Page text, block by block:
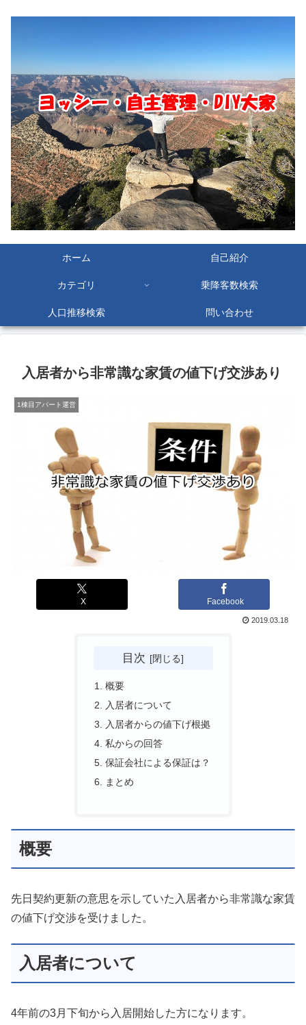
ホーム 自己紹介
カテゴリ 乗降客数検索
人口推移検索 問い合わせ
入居者から非常識な家賃の値下げ交渉あり
1棟目アパート運営
X Facebook
2019.03.18
目次
概要
入居者について
入居者からの値下げ根拠
私からの回答
保証会社による保証は？
まとめ
概要
先日契約更新の意思を示していた入居者から非常識な家賃
の値下げ交渉を受けました。
入居者について
4年前の3月下旬から入居開始した方になります。